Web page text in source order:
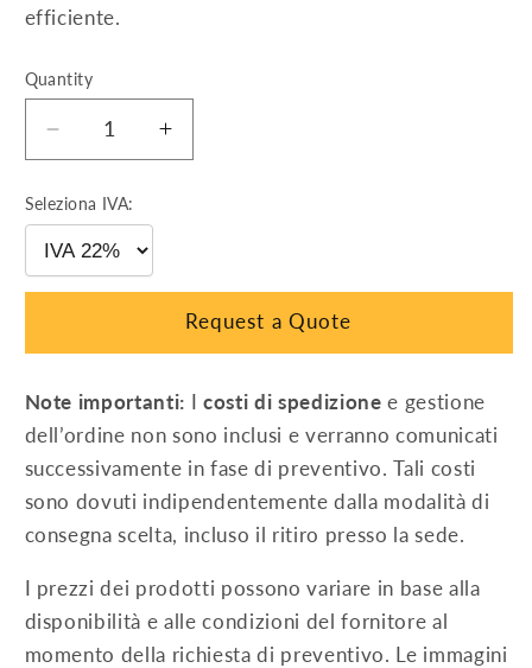
efficiente.
Quantity
Decrease
quantity
for
INVERTER
25
KW
25KTL-
Increase
quantity
3PH
25KTL-
Seleziona IVA:
Request a Quote
Note importanti: Icosti di spedizione e gestione
dell’ordine non sono inclusi e verranno comunicati
successivamente in fase di preventivo. Tali costi
sono dovuti indipendentemente dalla modalità di
consegna scelta, incluso il ritiro presso la sede.
I prezzi dei prodotti possono variare in base alla
disponibilità e alle condizioni del fornitore al
momento della richiesta di preventivo. Le immagini